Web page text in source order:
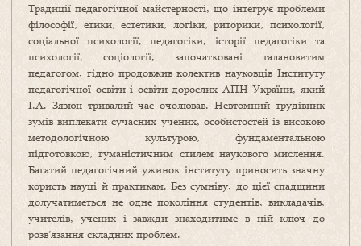
Традиції педагогічної майстерності, що інтегрує проблеми
філософії, етики, естетики, логіки, риторики, психології,
соціальної психології, педагогіки, історії педагогіки та
психології, соціології, започатковані талановитим
педагогом, гідно продовжив колектив науковців Інституту
педагогічної освіти і освіти дорослих АПН України, який
І.А. Зязюн тривалий час очолював. Невтомний трудівник
зумів виплекати сучасних учених, особистостей із високою
методологічною культурою, фундаментальною
підготовкою, гуманістичним стилем наукового мислення.
Багатий педагогічний ужинок інституту приносить значну
користь науці й практикам. Без сумніву, до цієї спадщини
долучатиметься не одне покоління студентів, викладачів,
учителів, учених і завжди знаходитиме в ній ключ до
розв’язання складних проблем.